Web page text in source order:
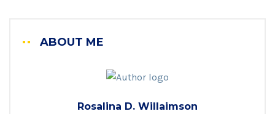
ABOUT ME
Rosalina D. Willaimson